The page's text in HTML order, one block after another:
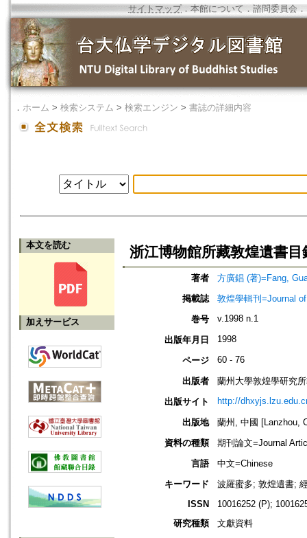
サイトマップ．本館について ． 諮問委員会 ．
． ホーム > 検索システム > 検索エンジン > 書誌の詳細内容
本文を読む
加えサービス
浙江博物館所藏敦煌遺書目
著者
方廣錩 (著)=Fang,
掲載誌
敦煌學輯刊=Journal
巻号
v.1998 n.1
出版年月日 1998
ページ 60 - 76
出版者
蘭州大學敦煌學研究
出版サイト
http://
出版地
蘭州, 中國 [Lanzhou,
資料の種類
期刊論文=Journal
言語
中文=Chinese
キーワード
波羅蜜多; 敦煌遺書;
ISSN
10016252 (P);
研究種類
文獻資料